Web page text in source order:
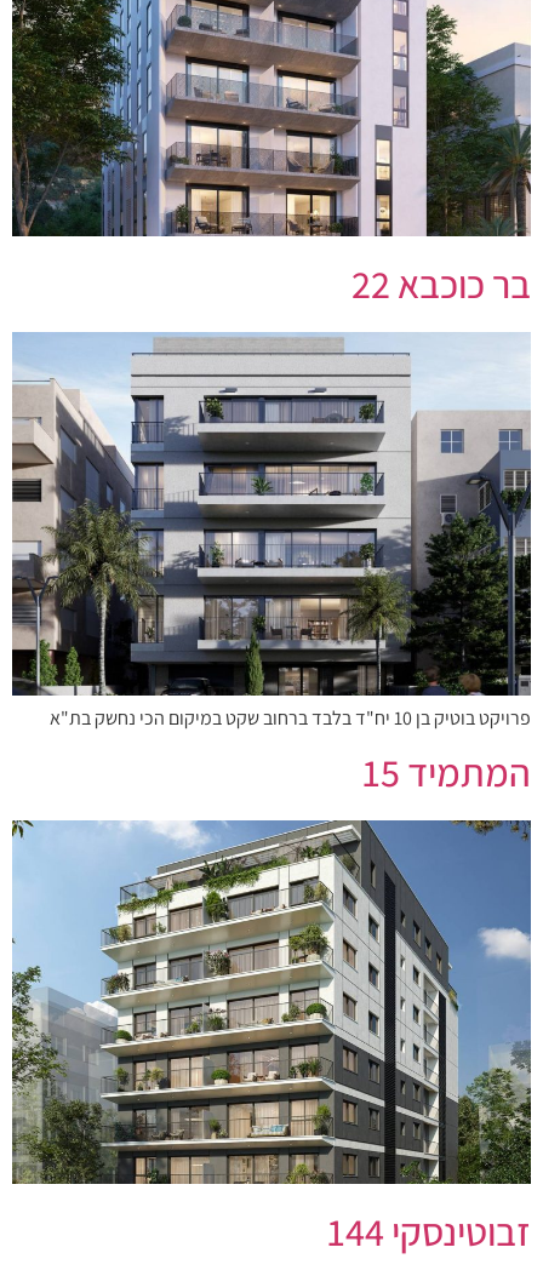
בר כוכבא 22
פרויקט בוטיק בן 10 יח"ד בלבד ברחוב שקט במיקום הכי נחשק בת"א
המתמיד 15
זבוטינסקי 144